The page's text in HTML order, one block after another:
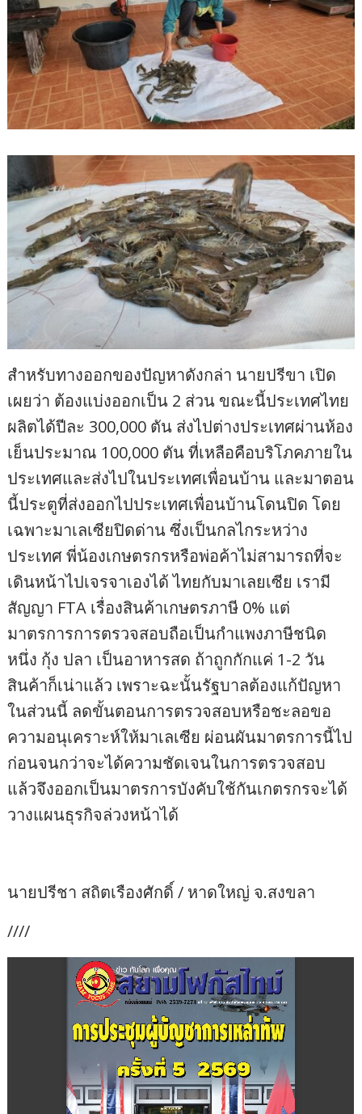
สำหรับทางออกของปัญหาดังกล่า นายปรีขา เปิด
เผยว่า ต้องแบ่งออกเป็น 2 ส่วน ขณะนี้ประเทศไทย
ผลิตได้ปีละ 300,000 ตัน ส่งไปต่างประเทศผ่านห้อง
เย็นประมาณ 100,000 ตัน ที่เหลือคือบริโภคภายใน
ประเทศและส่งไปในประเทศเพื่อนบ้าน และมาตอน
นี้ประตูที่ส่งออกไปประเทศเพื่อนบ้านโดนปิด โดย
เฉพาะมาเลเซียปิดด่าน ซึ่งเป็นกลไกระหว่าง
ประเทศ พี่น้องเกษตรกรหรือพ่อค้าไม่สามารถที่จะ
เดินหน้าไปเจรจาเองได้ ไทยกับมาเลยเซีย เรามี
สัญญา FTA เรื่องสินค้าเกษตรภาษี 0% แต่
มาตรการการตรวจสอบถือเป็นกำแพงภาษีชนิด
หนึ่ง กุ้ง ปลา เป็นอาหารสด ถ้าถูกกักแค่ 1-2 วัน
สินค้าก็เน่าแล้ว เพราะฉะนั้นรัฐบาลต้องแก้ปัญหา
ในส่วนนี้ ลดขั้นตอนการตรวจสอบหรือชะลอขอ
ความอนุเคราะห์ให้มาเลเซีย ผ่อนผันมาตรการนี้ไป
ก่อนจนกว่าจะได้ความชัดเจนในการตรวจสอบ
แล้วจึงออกเป็นมาตรการบังคับใช้กันเกตรกรจะได้
วางแผนธุรกิจล่วงหน้าได้
นายปรีชา สถิตเรืองศักดิ์ / หาดใหญ่ จ.สงขลา
////